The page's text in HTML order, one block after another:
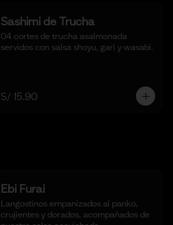
Sashimi de Trucha
04 cortes de trucha asalmonada
servidos con salsa shoyu, gari y wasabi.
S/ 15.90
Ebi Furai
Langostinos empanizados al panko,
crujientes y dorados, acompañados de